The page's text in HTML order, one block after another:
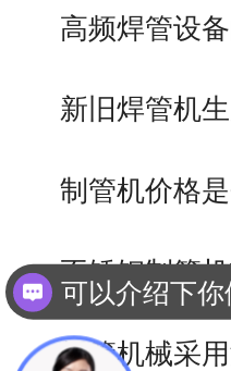
高频焊管设
新旧焊管机
制管机价格
不锈钢制管
焊管机械采
你们是怎么